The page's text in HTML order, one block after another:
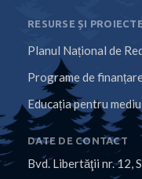
RESURSE ȘI PROIECTE
Planul Național de
Programe de
Educația pentru mediu
DATE DE CONTACT
Bvd. Libertăţii nr. 12,